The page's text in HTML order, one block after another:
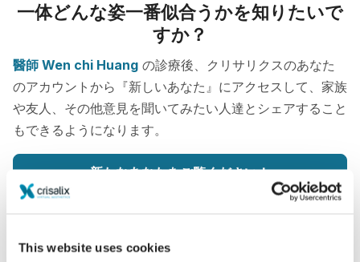
This website uses cookies
一体どんな姿一番似合うかを知りたいで
すか？
醫師 Wen chi Huang の診療後、クリサリクスのあなた
のアカウントから『新しいあなた』にアクセスして、家族
や友人、その他意見を聞いてみたい人達とシェアすること
もできるようになります。
新たなあなたをご覧ください！